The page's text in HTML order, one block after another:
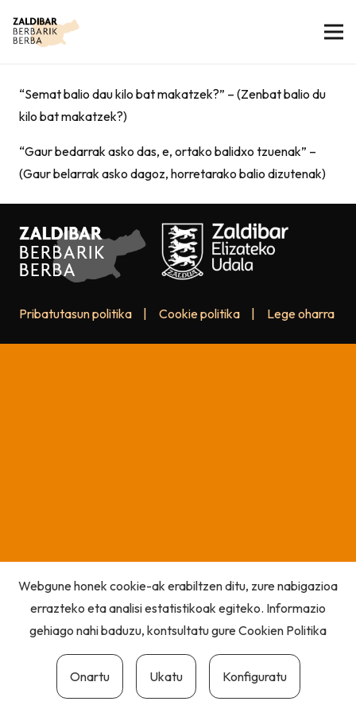
“Semat balio dau kilo bat makatzek?” – (Zenbat balio du
kilo bat makatzek?)
“Gaur bedarrak asko das, e, ortako balidxo tzuenak” –
(Gaur belarrak asko dagoz, horretarako balio dizutenak)
Pribatutasun politika Cookie politika Lege oharra
Webgune honek cookie-ak erabiltzen ditu, zure nabigazioa
errazteko eta analisi estatistikoak egiteko. Informazio
gehiago nahi baduzu, kontsultatu gureCookien Politika
Onartu Ukatu Konfiguratu